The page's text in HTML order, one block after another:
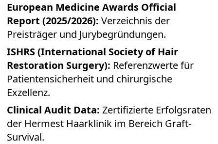
European Medicine Awards Official
Report (2025/2026): Verzeichnis der
Preisträger und Jurybegründungen.
ISHRS (International Society of Hair
Restoration Surgery): Referenzwerte für
Patientensicherheit und chirurgische
Exzellenz.
Clinical Audit Data: Zertifizierte Erfolgsraten
der Hermest Haarklinik im Bereich Graft-
Survival.